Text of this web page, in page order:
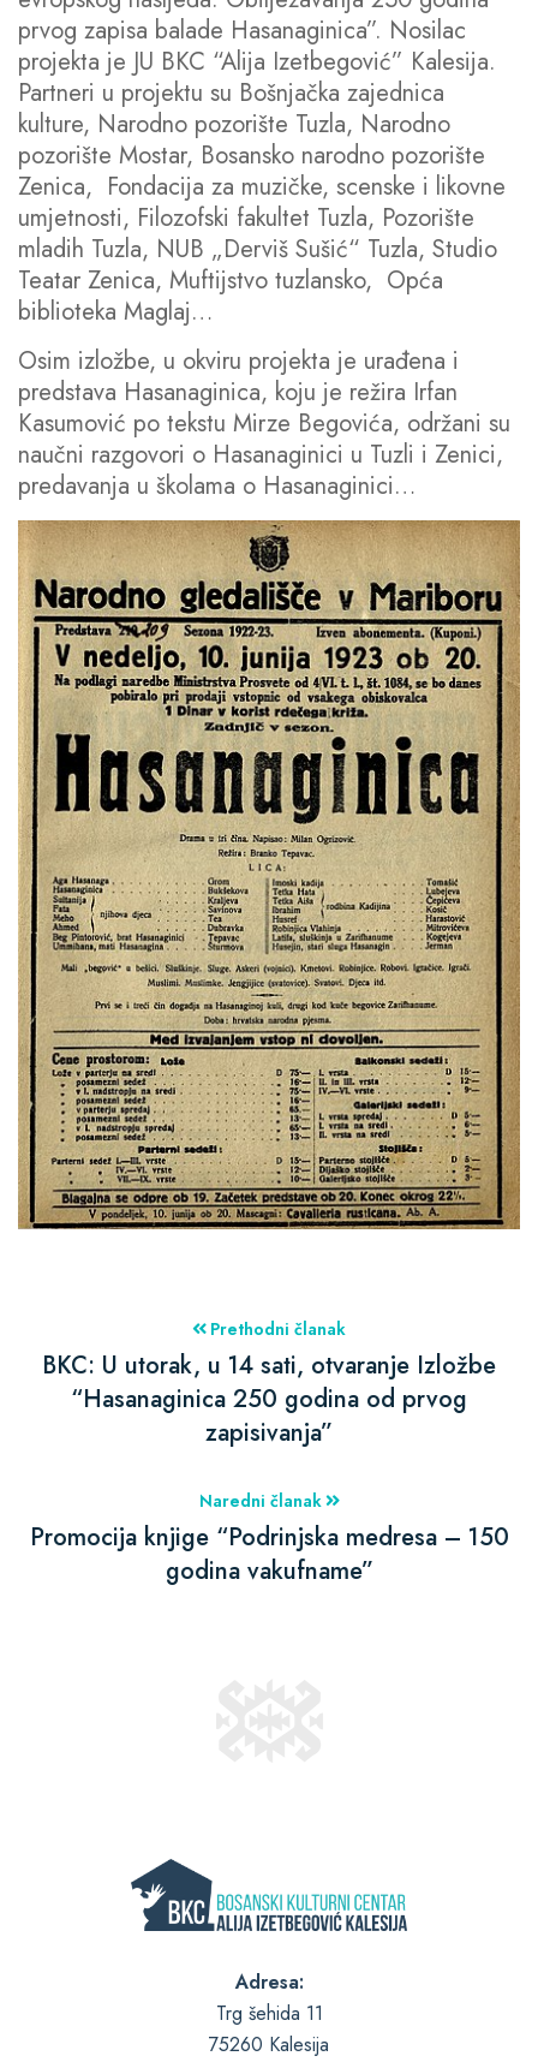
prvog zapisa balade Hasanaginica”. Nosilac
projekta je JU BKC “Alija Izetbegović” Kalesija.
Partneri u projektu su Bošnjačka zajednica
kulture, Narodno pozorište Tuzla, Narodno
pozorište Mostar, Bosansko narodno pozorište
Zenica, Fondacija za muzičke, scenske i likovne
umjetnosti, Filozofski fakultet Tuzla, Pozorište
mladih Tuzla, NUB „Derviš Sušić“ Tuzla, Studio
Teatar Zenica, Muftijstvo tuzlansko, Opća
biblioteka Maglaj…
Osim izložbe, u okviru projekta je urađena i
predstava Hasanaginica, koju je režira Irfan
Kasumović po tekstu Mirze Begovića, održani su
naučni razgovori o Hasanaginici u Tuzli i Zenici,
predavanja u školama o Hasanaginici…
Prethodni članak
BKC: U utorak, u 14 sati, otvaranje Izložbe
“Hasanaginica 250 godina od prvog
zapisivanja”
Naredni članak
Promocija knjige “Podrinjska medresa – 150
godina vakufname”
Adresa:
Trg šehida 11
75260 Kalesija